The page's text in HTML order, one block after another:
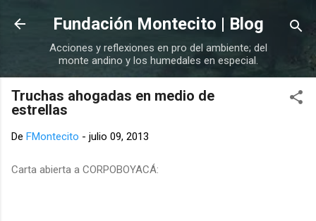
Ir al contenido principal
Fundación Montecito | Blog
Acciones y reflexiones en pro del ambiente; del
monte andino y los humedales en especial.
Truchas ahogadas en medio de
estrellas
De FMontecito - julio 09, 2013
Carta abierta a CORPOBOYACÁ: